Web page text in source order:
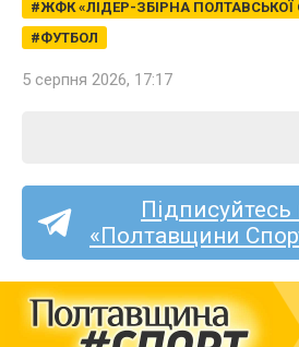
ЖФК «ЛІДЕР-ЗБІРНА ПОЛТАВСЬКОЇ
ФУТБОЛ
5 серпня 2026, 17:17
Підписуйтесь
«Полтавщини